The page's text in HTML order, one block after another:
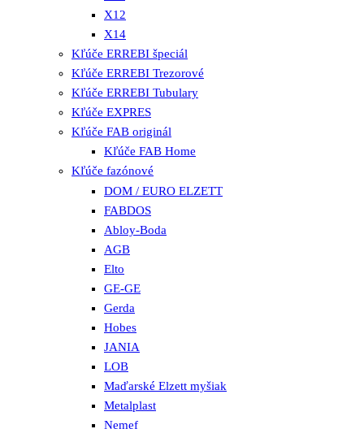
X12
X14
Kľúče ERREBI špeciál
Kľúče ERREBI Trezorové
Kľúče ERREBI Tubulary
Kľúče EXPRES
Kľúče FAB originál
Kľúče FAB Home
Kľúče fazónové
DOM / EURO ELZETT
FABDOS
Abloy-Boda
AGB
Elto
GE-GE
Gerda
Hobes
JANIA
LOB
Maďarské Elzett myšiak
Metalplast
Nemef